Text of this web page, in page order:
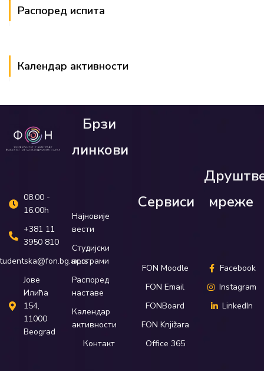
Распоред испита
Календар активности
08.00 -
16.00h
+381 11
3950 810
Јове
Илића
154,
11000
Beograd
Брзи
линкови
Најновије
вести
Студијски
програми
Распоред
наставе
Календар
активности
Контакт
Сервиси
FON Moodle
FON Email
FONBoard
FON Knjižara
Office 365
мреже
Facebook
Instagram
LinkedIn